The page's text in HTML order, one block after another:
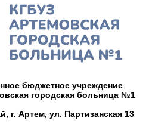
бюджетное учреждение
городская больница №1
г. Артем, ул. Партизанская 13